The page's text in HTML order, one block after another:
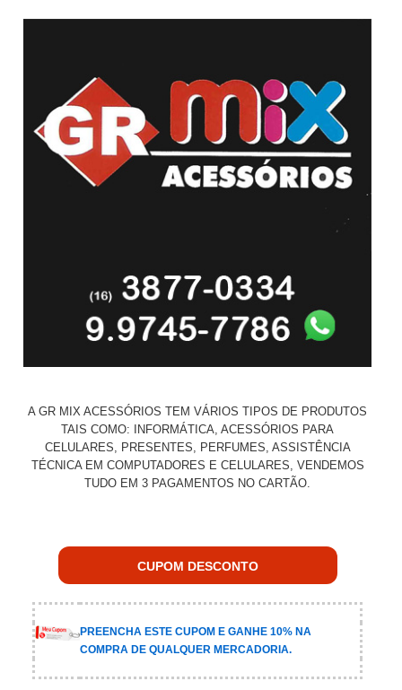
A GR MIX ACESSÓRIOS TEM VÁRIOS TIPOS DE PRODUTOS
TAIS COMO: INFORMÁTICA, ACESSÓRIOS PARA
CELULARES, PRESENTES, PERFUMES, ASSISTÊNCIA
TÉCNICA EM COMPUTADORES E CELULARES, VENDEMOS
TUDO EM 3 PAGAMENTOS NO CARTÃO.
CUPOM DESCONTO
PREENCHA ESTE CUPOM E GANHE 10% NA
COMPRA DE QUALQUER MERCADORIA.